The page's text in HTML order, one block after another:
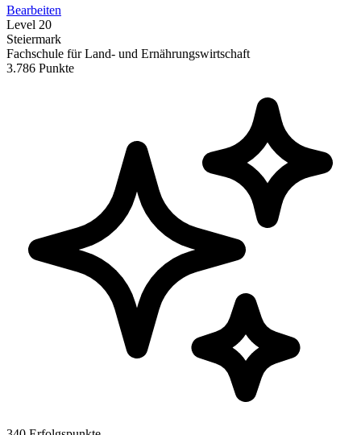
Bearbeiten
Level 20
Steiermark
Fachschule für Land- und Ernährungswirtschaft
3.786 Punkte